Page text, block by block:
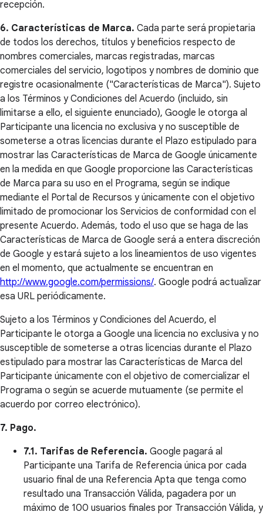
recepción.
6. Características de Marca. Cada parte será propietaria
de todos los derechos, títulos y beneficios respecto de
nombres comerciales, marcas registradas, marcas
comerciales del servicio, logotipos y nombres de dominio que
registre ocasionalmente ("Características de Marca"). Sujeto
a los Términos y Condiciones del Acuerdo (incluido, sin
limitarse a ello, el siguiente enunciado), Google le otorga al
Participante una licencia no exclusiva y no susceptible de
someterse a otras licencias durante el Plazo estipulado para
mostrar las Características de Marca de Google únicamente
en la medida en que Google proporcione las Características
de Marca para su uso en el Programa, según se indique
mediante el Portal de Recursos y únicamente con el objetivo
limitado de promocionar los Servicios de conformidad con el
presente Acuerdo. Además, todo el uso que se haga de las
Características de Marca de Google será a entera discreción
de Google y estará sujeto a los lineamientos de uso vigentes
en el momento, que actualmente se encuentran en
http://www.google.com/permissions/. Google podrá actualizar
esa URL periódicamente.
Sujeto a los Términos y Condiciones del Acuerdo, el
Participante le otorga a Google una licencia no exclusiva y no
susceptible de someterse a otras licencias durante el Plazo
estipulado para mostrar las Características de Marca del
Participante únicamente con el objetivo de comercializar el
Programa o según se acuerde mutuamente (se permite el
acuerdo por correo electrónico).
7. Pago.
7.1. Tarifas de Referencia. Google pagará al
Participante una Tarifa de Referencia única por cada
usuario final de una Referencia Apta que tenga como
resultado una Transacción Válida, pagadera por un
máximo de 100 usuarios finales por Transacción Válida, y